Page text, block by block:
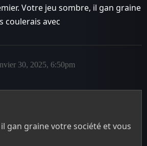
Votre jeu sombre, il gan graine
coulerais avec
30, 2025, 6:50pm
gan graine votre société et vous